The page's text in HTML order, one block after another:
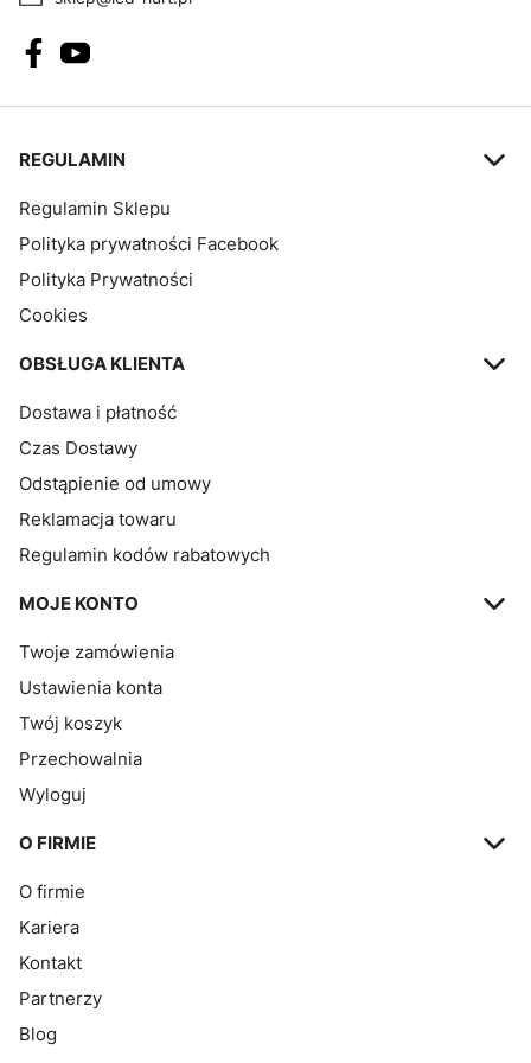
Linki w stopce
REGULAMIN
Regulamin Sklepu
Polityka prywatności Facebook
Polityka Prywatności
Cookies
OBSŁUGA KLIENTA
Dostawa i płatność
Czas Dostawy
Odstąpienie od umowy
Reklamacja towaru
Regulamin kodów rabatowych
MOJE KONTO
Twoje zamówienia
Ustawienia konta
Twój koszyk
Przechowalnia
Wyloguj
O FIRMIE
O firmie
Kariera
Kontakt
Partnerzy
Blog